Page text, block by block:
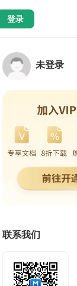
登录
未登录
联系我们